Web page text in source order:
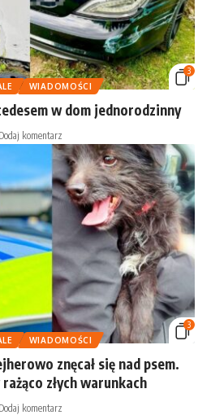
3
WIADOMOŚCI
w dom jednorodzinny
komentarz
3
WIADOMOŚCI
znęcał się nad psem.
złych warunkach
komentarz